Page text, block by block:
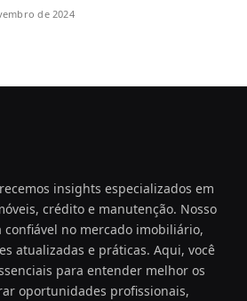
de 2024
insights especializados em
crédito e manutenção. Nosso
no mercado imobiliário,
atualizadas e práticas. Aqui, você
para entender melhor os
oportunidades profissionais,